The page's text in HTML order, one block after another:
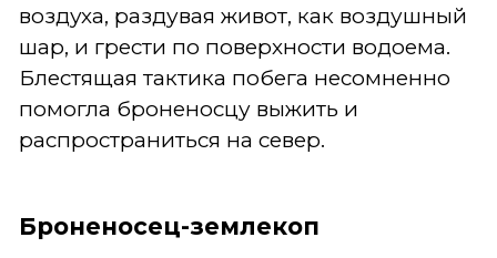
воздуха, раздувая живот, как воздушный
шар, и грести по поверхности водоема.
Блестящая тактика побега несомненно
помогла броненосцу выжить и
распространиться на север.
Броненосец-землекоп